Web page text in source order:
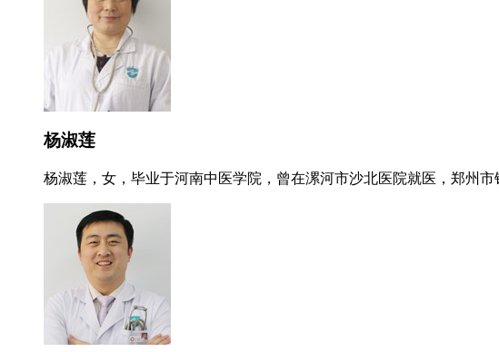
杨淑莲
杨淑莲，女，毕业于河南中医学院，曾在漯河市沙北医院就医，郑州